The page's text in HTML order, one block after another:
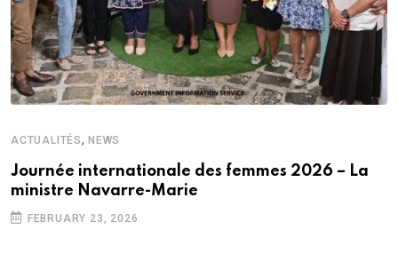
ACTUALITÉS, NEWS
Journée internationale des femmes 2026 – La
ministre Navarre-Marie
FEBRUARY 23, 2026